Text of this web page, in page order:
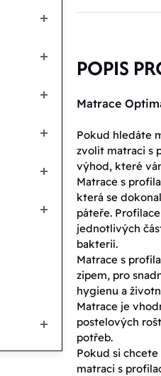
POPIS
Matrace
Pokud hledáte
zvolit matraci s
výhod, které
Matrace s
která se
páteře.
jednotlivých
bakterií.
Matrace s
zipem, pro
hygienu a
Matrace je
postelových
potřeb.
Pokud si
matraci s